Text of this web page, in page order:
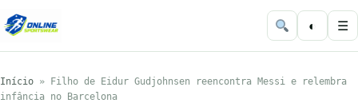
◐ ☰
Início »
Filho de Eidur Gudjohnsen reencontra Messi e relembra
infância no Barcelona